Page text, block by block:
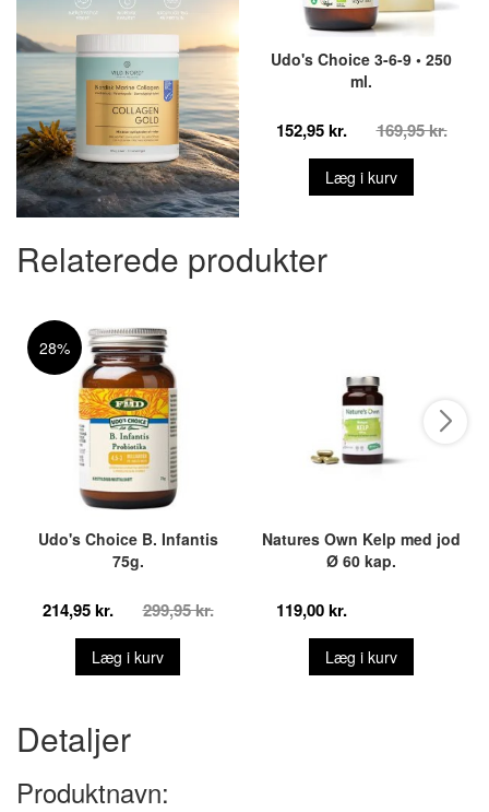
Udo's Choice 3-6-9 • 250
ml.
152,95 kr. 169,95 kr.
Læg i kurv
Relaterede produkter
28%
Udo's Choice B. Infantis
75g.
214,95 kr. 299,95 kr.
Læg i kurv
Natures Own Kelp med jod
Ø 60 kap.
119,00 kr.
Læg i kurv
Detaljer
Produktnavn: